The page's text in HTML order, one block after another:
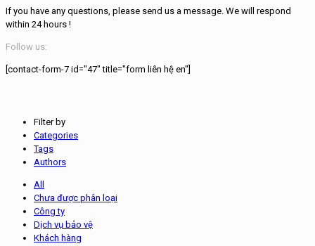
If you have any questions, please send us a message. We will respond
within 24 hours !
Follow us:
[contact-form-7 id="47" title="form liên hệ en"]
Filter by
Categories
Tags
Authors
All
Chưa được phân loại
Công ty
Dịch vụ bảo vệ
Khách hàng